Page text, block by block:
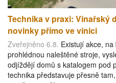
Technika v praxi: Vinařský
novinky přímo ve vinici
Zveřejněno 6.8. Existují akce,
prohlédnou naleštěné stroje,
odjíždějí domů s katalogem pod
technika představuje přesně